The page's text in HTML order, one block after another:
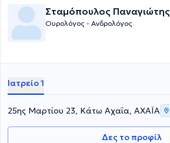
Σταμόπουλος Παναγιώτης
Ουρολόγος - Ανδρολόγος
Ιατρείο 1
25ης Μαρτίου 23, Κάτω Αχαΐα, ΑΧΑΪΑ
Δες το προφίλ